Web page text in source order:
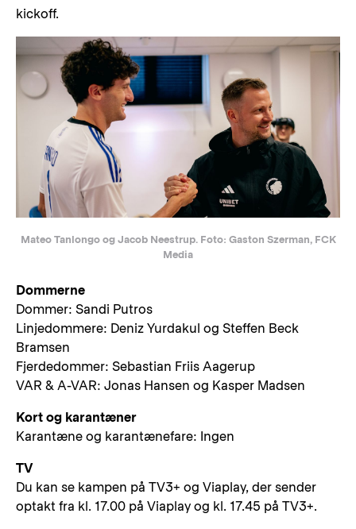
kickoff.
Mateo Tanlongo og Jacob Neestrup. Foto: Gaston Szerman, FCK
Media
Dommerne
Dommer: Sandi Putros
Linjedommere: Deniz Yurdakul og Steffen Beck
Bramsen
Fjerdedommer: Sebastian Friis Aagerup
VAR & A-VAR: Jonas Hansen og Kasper Madsen
Kort og karantæner
Karantæne og karantænefare: Ingen
TV
Du kan se kampen på TV3+ og Viaplay, der sender
optakt fra kl. 17.00 på Viaplay og kl. 17.45 på TV3+.